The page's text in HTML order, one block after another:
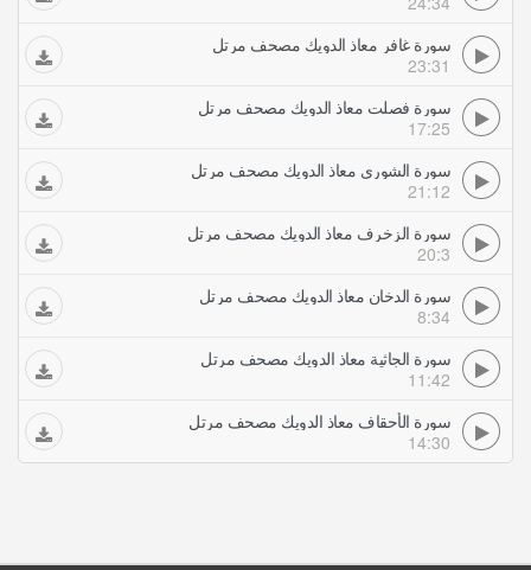
سورة غافر معاذ الدويك مصحف مرتل
23:31
سورة فصلت معاذ الدويك مصحف مرتل
17:25
سورة الشورى معاذ الدويك مصحف مرتل
21:12
سورة الزخرف معاذ الدويك مصحف مرتل
20:3
سورة الدخان معاذ الدويك مصحف مرتل
8:34
سورة الجاثية معاذ الدويك مصحف مرتل
11:42
سورة الأحقاف معاذ الدويك مصحف مرتل
14:30